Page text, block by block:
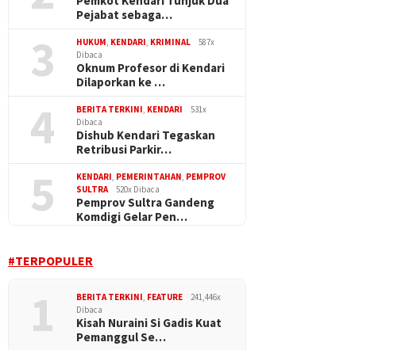
Pejabat sebaga…
3 HUKUM KENDARI KRIMINAL
587x
Dibaca
Oknum Profesor di Kendari
Dilaporkan ke …
4 BERITA TERKINI KENDARI
531x
Dibaca
Dishub Kendari Tegaskan
Retribusi Parkir…
5 KENDARI PEMERINTAHAN PEMPROV
SULTRA
520x Dibaca
Pemprov Sultra Gandeng
Komdigi Gelar Pen…
#TERPOPULER
1 BERITA TERKINI FEATURE
241,446x
Dibaca
Kisah Nuraini Si Gadis Kuat
Pemanggul Se…